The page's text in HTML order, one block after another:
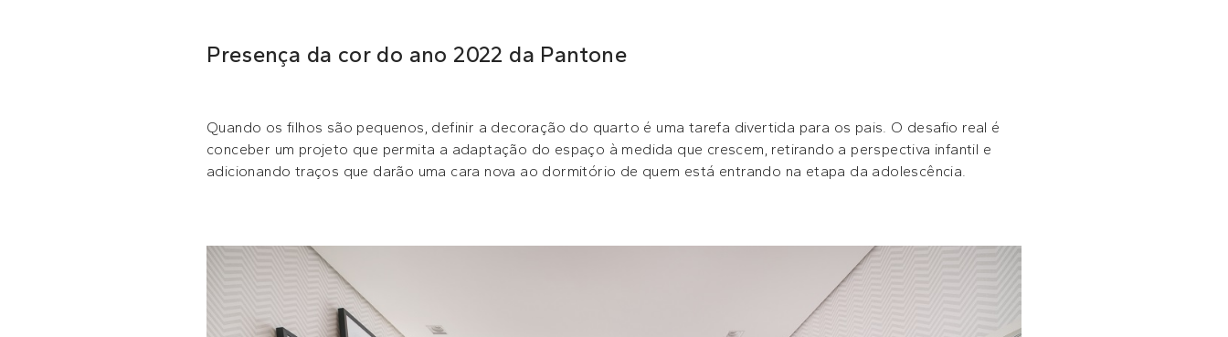
Presença da cor do ano 2022 da Pantone
Quando os filhos são pequenos, definir a decoração do quarto é uma tarefa divertida para os pais. O desafio real é
conceber um projeto que permita a adaptação do espaço à medida que crescem, retirando a perspectiva infantil e
adicionando traços que darão uma cara nova ao dormitório de quem está entrando na etapa da adolescência.